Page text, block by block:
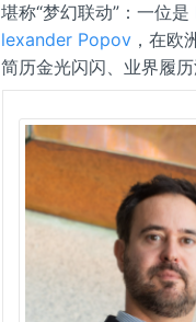
堪称“梦幻联动”：一位是
lexander Popov ，在欧
简历金光闪闪、业界履